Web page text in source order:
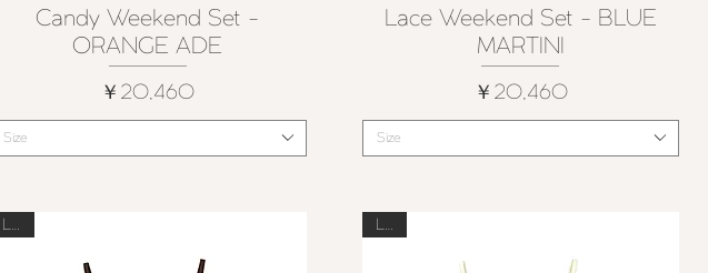
クイックビュー
Candy Weekend Set -
ORANGE ADE
価格
￥20,460
Size
クイックビュー
Lace Weekend Set - BLUE
MARTINI
価格
￥20,460
Size
Last Last